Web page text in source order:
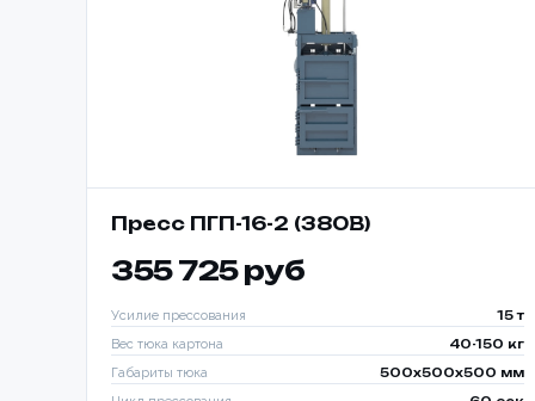
Пресс ПГП-16-2 (380В)
355 725 руб
Усилие прессования 15 т
Вес тюка картона 40-150 кг
Габариты тюка 500x500x500 мм